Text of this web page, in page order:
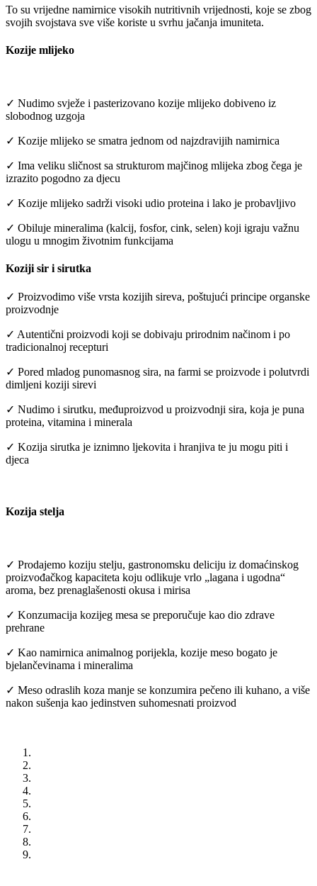
To su vrijedne namirnice visokih nutritivnih vrijednosti, koje se zbog
svojih svojstava sve više koriste u svrhu jačanja imuniteta.
Kozije mlijeko
✓ Nudimo svježe i pasterizovano kozije mlijeko dobiveno iz
slobodnog uzgoja
✓ Kozije mlijeko se smatra jednom od najzdravijih namirnica
✓ Ima veliku sličnost sa strukturom majčinog mlijeka zbog čega je
izrazito pogodno za djecu
✓ Kozije mlijeko sadrži visoki udio proteina i lako je probavljivo
✓ Obiluje mineralima (kalcij, fosfor, cink, selen) koji igraju važnu
ulogu u mnogim životnim funkcijama
Koziji sir i sirutka
✓ Proizvodimo više vrsta kozijih sireva, poštujući principe organske
proizvodnje
✓ Autentični proizvodi koji se dobivaju prirodnim načinom i po
tradicionalnoj recepturi
✓ Pored mladog punomasnog sira, na farmi se proizvode i polutvrdi
dimljeni koziji sirevi
✓ Nudimo i sirutku, međuproizvod u proizvodnji sira, koja je puna
proteina, vitamina i minerala
✓ Kozija sirutka je iznimno ljekovita i hranjiva te ju mogu piti i
djeca
Kozija stelja
✓ Prodajemo koziju stelju, gastronomsku deliciju iz domaćinskog
proizvođačkog kapaciteta koju odlikuje vrlo „lagana i ugodna“
aroma, bez prenaglašenosti okusa i mirisa
✓ Konzumacija kozijeg mesa se preporučuje kao dio zdrave
prehrane
✓ Kao namirnica animalnog porijekla, kozije meso bogato je
bjelančevinama i mineralima
✓ Meso odraslih koza manje se konzumira pečeno ili kuhano, a više
nakon sušenja kao jedinstven suhomesnati proizvod